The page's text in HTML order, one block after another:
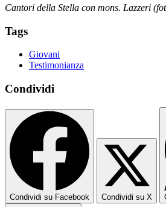
Cantori della Stella con mons. Lazzeri
Tags
Giovani
Testimonianza
Condividi
Condividi su Facebook Condividi su X